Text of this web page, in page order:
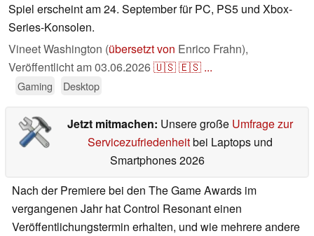
Spiel erscheint am 24. September für PC, PS5 und Xbox-
Series-Konsolen.
Vineet Washington (übersetzt von Enrico Frahn),
Veröffentlicht am03.06.2026🇺🇸🇪🇸 ...
Gaming Desktop
Jetzt mitmachen: Unsere große Umfrage zur
Servicezufriedenheitbei Laptops und
Smartphones 2026
Nach der Premiere bei den The Game Awards im
vergangenen Jahr hat Control Resonant einen
Veröffentlichungstermin erhalten, und wie mehrere andere